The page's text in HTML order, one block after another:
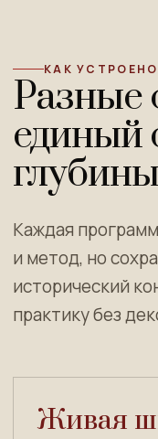
КАК
Разные
единый
глубины
Каждая
и метод, но
исторический
практику без
Живая